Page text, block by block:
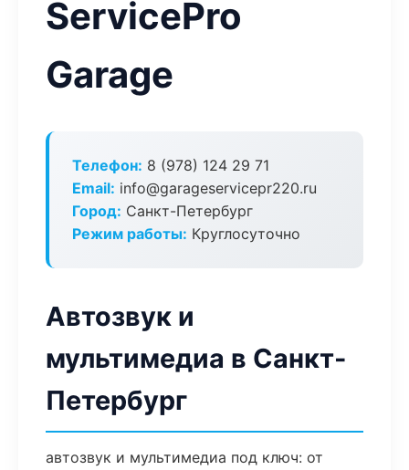
ServicePro
Garage
Телефон: 8 (978) 124 29 71
Email: info@garageservicepr220.ru
Город: Санкт-Петербург
Режим работы: Круглосуточно
Автозвук и
мультимедиа в Санкт-
Петербург
автозвук и мультимедиа под ключ: от